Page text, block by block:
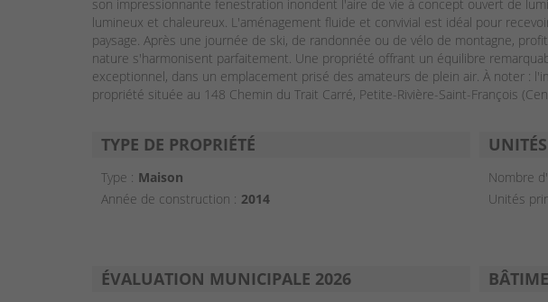
son impressionnante fenestration inondent l'aire de vie à concept ouvert de
lumineux et chaleureux. L'aménagement fluide et convivial est idéal pour
paysage. Après une journée de ski, de randonnée ou de vélo de montagne,
nature s'harmonisent parfaitement. Une propriété offrant un équilibre
exceptionnel, dans un emplacement prisé des amateurs de plein air. À noter :
propriété située au 148 Chemin du Trait Carré, Petite-Rivière-Saint-François
TYPE DE PROPRIÉTÉ
Type : Maison
Année de construction : 2014
UNITÉS
Nombre
Unités
ÉVALUATION MUNICIPALE 2026